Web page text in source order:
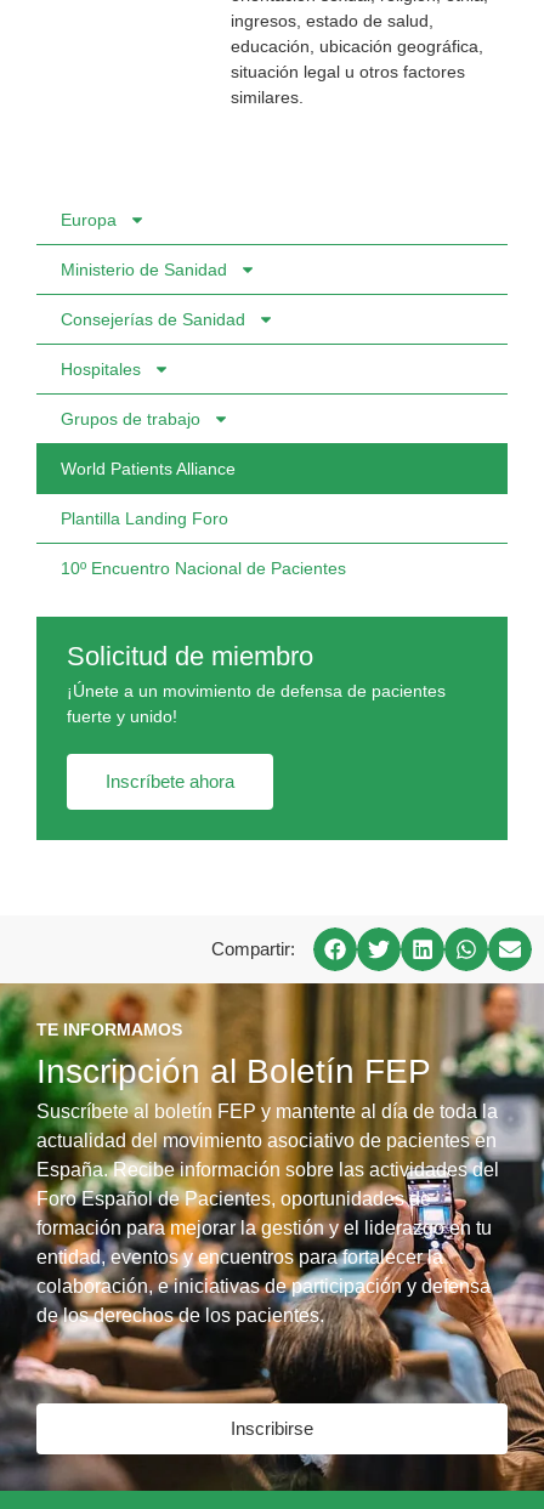
Europa
Ministerio de Sanidad
Consejerías de Sanidad
Hospitales
Grupos de trabajo
World Patients Alliance
Plantilla Landing Foro
10º Encuentro Nacional de Pacientes
Solicitud de miembro
¡Únete a un movimiento de defensa de pacientes
fuerte y unido!
Inscríbete ahora
ingresos, estado de salud,
educación, ubicación geográfica,
situación legal u otros factores
similares.
Compartir:
TE INFORMAMOS
Inscripción al Boletín FEP
Suscríbete al boletín FEP y mantente al día de toda la
actualidad del movimiento asociativo de pacientes en
España. Recibe información sobre las actividades del
Foro Español de Pacientes, oportunidades de
formación para mejorar la gestión y el liderazgo en tu
entidad, eventos y encuentros para fortalecer la
colaboración, e iniciativas de participación y defensa
de los derechos de los pacientes.
Inscribirse